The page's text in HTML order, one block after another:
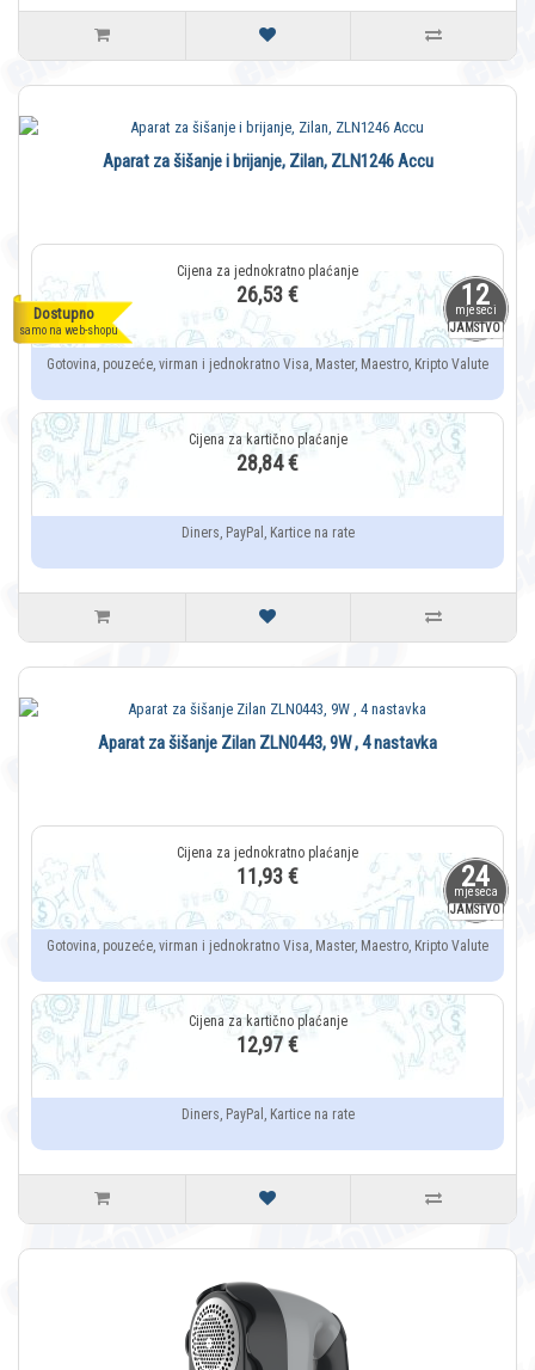
12
mjeseci
JAMSTVO
Dostupno
samo na web-shopu
Aparat za šišanje i brijanje, Zilan, ZLN1246 Accu
26,53 €
Gotovina, pouzeće, virman i jednokratno Visa, Master, Maestro, Kripto Valute
28,84 €
Diners, PayPal, Kartice na rate
24
mjeseca
JAMSTVO
Aparat za šišanje Zilan ZLN0443, 9W , 4 nastavka
11,93 €
Gotovina, pouzeće, virman i jednokratno Visa, Master, Maestro, Kripto Valute
12,97 €
Diners, PayPal, Kartice na rate